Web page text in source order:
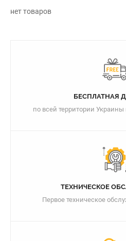
нет товаров
БЕСПЛАТНАЯ
по всей территории Украины
ТЕХНИЧЕСКОЕ
Первое техническое